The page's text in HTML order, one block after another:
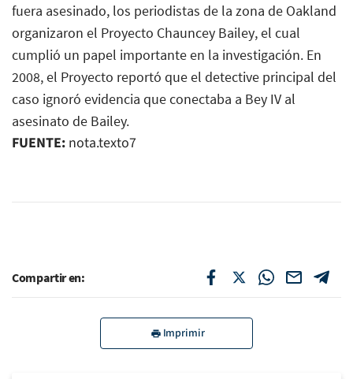
fuera asesinado, los periodistas de la zona de Oakland
organizaron el Proyecto Chauncey Bailey, el cual
cumplió un papel importante en la investigación. En
2008, el Proyecto reportó que el detective principal del
caso ignoró evidencia que conectaba a Bey IV al
asesinato de Bailey.
FUENTE: nota.texto7
Compartir en:
Imprimir